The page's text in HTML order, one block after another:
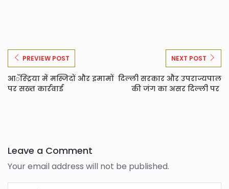
PREVIEW POST
आॅस्ट्रिया में मस्जिदों और इमामों
पर सख्त कार्रवाई
NEXT POST
दिल्ली सरकार और उपराज्यपाल
की जंग का असर दिल्ली पर
Leave a Comment
Your email address will not be published.